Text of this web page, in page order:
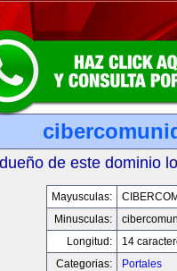
de este dominio
Mayusculas:
Minusculas:
Longitud:
14
Categorias:
Portales